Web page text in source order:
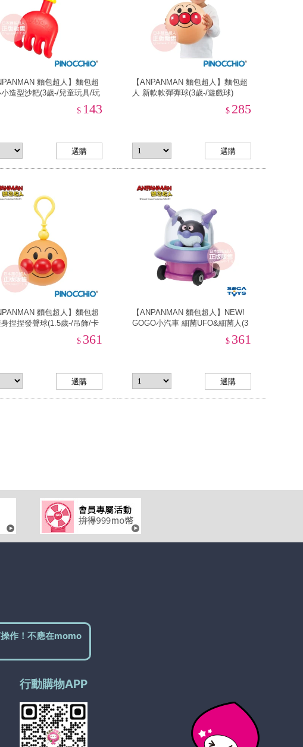
麵包超人】麵包超
小造型沙耙(3歲-/兒童玩具/玩
$ 143
【ANPANMAN 麵包超人】麵包超
人 新軟軟彈彈球(3歲-/遊戲球)
$ 285
麵包超人】麵包超
身捏捏發聲球(1.5歲-/吊飾/卡
$ 361
【ANPANMAN 麵包超人】NEW!
GOGO小汽車 細菌UFO&細菌人(3
$ 361
作！不應在momo
行動購物APP